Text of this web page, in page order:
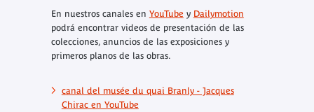
En nuestros canales en YouTube y Dailymotion
podrá encontrar videos de presentación de las
colecciones, anuncios de las exposiciones y
primeros planos de las obras.
canal del musée du quai Branly - Jacques
Chiracen YouTube